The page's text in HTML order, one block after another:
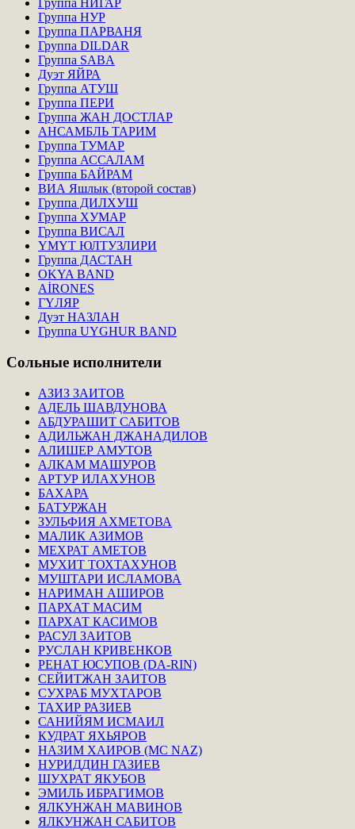
Группа НИГАР
Группа НУР
Группа ПАРВАНЯ
Группа DILDAR
Группа SABA
Дуэт ЯЙРА
Группа АТУШ
Группа ПЕРИ
Группа ЖАН ДОСТЛАР
АНСАМБЛЬ ТАРИМ
Группа ТУМАР
Группа АССАЛАМ
Группа БАЙРАМ
ВИА Яшлык (второй состав)
Группа ДИЛХУШ
Группа ХУМАР
Группа ВИСАЛ
ҮМҮТ ЮЛТУЗЛИРИ
Группа ДАСТАН
OKYA BAND
AİRONES
ГҮЛЯР
Дуэт НАЗЛАН
Группа UYGHUR BAND
Сольные исполнители
АЗИЗ ЗАИТОВ
АДЕЛЬ ШАВДУНОВА
АБДУРАШИТ САБИТОВ
АДИЛЬЖАН ДЖАНАДИЛОВ
АЛИШЕР АМУТОВ
АЛКАМ МАШУРОВ
АРТУР ИЛАХУНОВ
БАХАРА
БАТУРЖАН
ЗУЛЬФИЯ АХМЕТОВА
МАЛИК АЗИМОВ
МЕХРАТ АМЕТОВ
МУХИТ ТОХТАХУНОВ
МУШТАРИ ИСЛАМОВА
НАРИМАН АШИРОВ
ПАРХАТ МАСИМ
ПАРХАТ КАСИМОВ
РАСУЛ ЗАИТОВ
РУСЛАН КРИВЕНКОВ
РЕНАТ ЮСУПОВ (DA-RIN)
СЕЙИТЖАН ЗАИТОВ
СУХРАБ МУХТАРОВ
ТАХИР РАЗИЕВ
САНИЙЯМ ИСМАИЛ
КУДРАТ ЯХЬЯРОВ
НАЗИМ ХАИРОВ (MC NAZ)
НУРИДДИН ГАЗИЕВ
ШУХРАТ ЯКУБОВ
ЭМИЛЬ ИБРАГИМОВ
ЯЛКУНЖАН МАВИНОВ
ЯЛКУНЖАН САБИТОВ